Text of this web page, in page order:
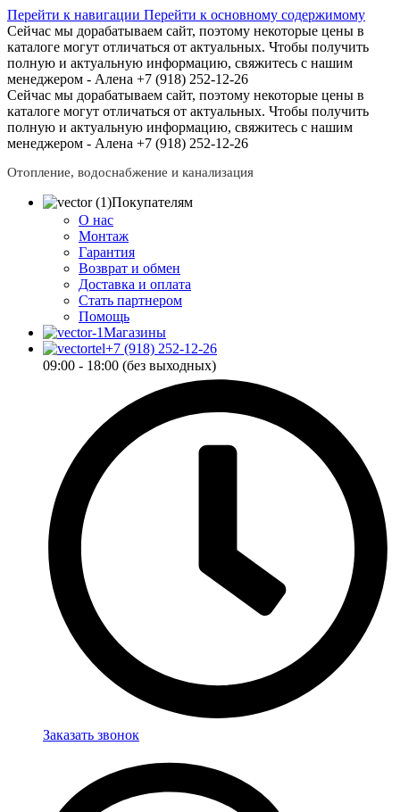
Перейти к навигации Перейти к основному содержимому
Сейчас мы дорабатываем сайт, поэтому некоторые цены в
каталоге могут отличаться от актуальных. Чтобы получить
полную и актуальную информацию, свяжитесь с нашим
менеджером - Алена +7 (918) 252-12-26
Сейчас мы дорабатываем сайт, поэтому некоторые цены в
каталоге могут отличаться от актуальных. Чтобы получить
полную и актуальную информацию, свяжитесь с нашим
менеджером - Алена +7 (918) 252-12-26
Отопление, водоснабжение и канализация
Покупателям
О нас
Монтаж
Гарантия
Возврат и обмен
Доставка и оплата
Стать партнером
Помощь
Магазины
+7 (918) 252-12-26
09:00 - 18:00 (без выходных)
Заказать звонок